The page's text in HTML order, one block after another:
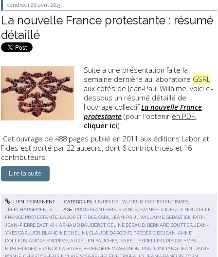
vendredi 26 avril 2013
La nouvelle France protestante : résumé
détaillé
Suite à une présentation faite la
semaine dernière au laboratoire GSRL
aux côtés de Jean-Paul Willaime, voici ci-
dessous un résumé détaillé de
l'ouvrage collectifLa nouvelle France
protestante (pour l'obtenir en PDF,
cliquer ici).
Cet ouvrage de 488 pages publié en 2011 aux éditions Labor et
Fides est porté par 22 auteurs, dont 6 contributrices et 16
contributeurs.
Lire la suite
LIEN PERMANENT CATÉGORIES : LIVRES DE L'AUTEUR, PROTESTANTISMES,
TÉLÉCHARGEMENTS
TAGS : PROTESTANTISME FRANCE ÉVANGÉLIQUES LA NOUVELLE
FRANCE PROTESTANTE LABOR ET FIDES ,GSRL JEAN-PAUL WILLAIME ,SÉBASTIEN FATH
JEAN-PIERRE BASTIAN ,ARNAUD BAUBÉROT,CÉLINE BÉRAUD BERNARD BOUTTER
JEAN-
YVES CARLUER BLANDINE CHÉLINI ,CLAUDE DARGENT, FRÉDÉRIC DEJEAN ,ANNE
DOLLFUS ,ANDRÉ ENCREVÉ ,AURÉLIEN FAUCHES ISABELLE GRELLIER PIERRE-YVES
KIRSCHLEGER FRANCK LA BARBE BÉRENGÈRE MASSIGNON PAN JUNLIANG
JEAN-DANIEL